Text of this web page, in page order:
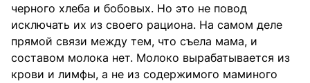
черного хлеба и бобовых. Но это не повод
исключать их из своего рациона. На самом деле
прямой связи между тем, что съела мама, и
составом молока нет. Молоко вырабатывается из
крови и лимфы, а не из содержимого маминого